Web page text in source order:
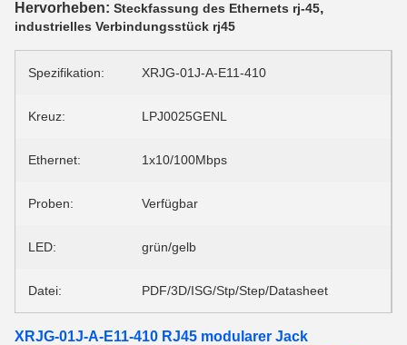
Hervorheben: Steckfassung des Ethernets rj-45,
industrielles Verbindungsstück rj45
Spezifikation: XRJG-01J-A-E11-410
Kreuz: LPJ0025GENL
Ethernet: 1x10/100Mbps
Proben: Verfügbar
LED: grün/gelb
Datei: PDF/3D/ISG/Stp/Step/Datasheet
XRJG-01J-A-E11-410 RJ45 modularer Jack